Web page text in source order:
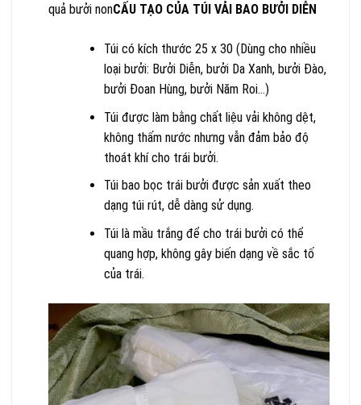
quả bưởi nonCẤU TẠO CỦA TÚI VẢI BAO BƯỞI DIỄN
Túi có kích thước 25 x 30 (Dùng cho nhiều
loại bưởi: Bưởi Diễn, bưởi Da Xanh, bưởi Đào,
bưởi Đoan Hùng, bưởi Năm Roi…)
Túi được làm bằng chất liệu vải không dệt,
không thấm nước nhưng vẫn đảm bảo độ
thoát khí cho trái bưởi.
Túi bao bọc trái bưởi được sản xuất theo
dạng túi rút, dễ dàng sử dụng.
Túi là mầu trắng để cho trái bưởi có thể
quang hợp, không gây biến dạng về sắc tố
của trái.